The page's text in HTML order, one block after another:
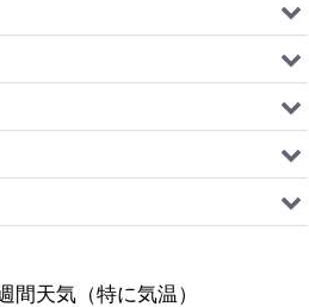
間天気（特に気温）